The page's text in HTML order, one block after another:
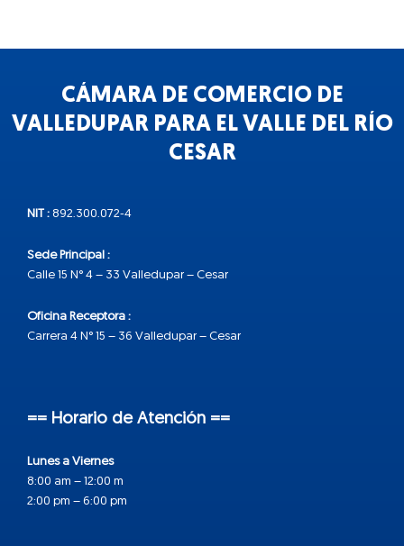
CÁMARA DE COMERCIO DE
VALLEDUPAR PARA EL VALLE DEL RÍO
CESAR
NIT : 892.300.072-4
Sede Principal :
Calle 15 N° 4 – 33 Valledupar – Cesar
Oficina Receptora :
Carrera 4 N° 15 – 36 Valledupar – Cesar
== Horario de Atención ==
Lunes a Viernes
8:00 am – 12:00 m
2:00 pm – 6:00 pm